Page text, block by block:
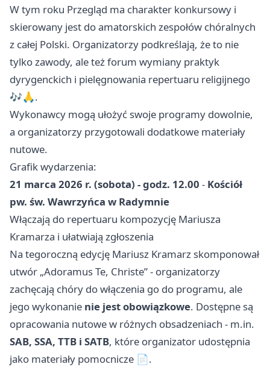
W tym roku Przegląd ma charakter konkursowy i
skierowany jest do amatorskich zespołów chóralnych
z całej Polski. Organizatorzy podkreślają, że to nie
tylko zawody, ale też forum wymiany praktyk
dyrygenckich i pielęgnowania repertuaru religijnego
🎶🙏.
Wykonawcy mogą ułożyć swoje programy dowolnie,
a organizatorzy przygotowali dodatkowe materiały
nutowe.
Grafik wydarzenia:
21 marca 2026 r. (sobota) - godz. 12.00 - Kościół
pw. św. Wawrzyńca w Radymnie
Włączają do repertuaru kompozycję Mariusza
Kramarza i ułatwiają zgłoszenia
Na tegoroczną edycję Mariusz Kramarz skomponował
utwór „Adoramus Te, Christe” - organizatorzy
zachęcają chóry do włączenia go do programu, ale
jego wykonanie nie jest obowiązkowe. Dostępne są
opracowania nutowe w różnych obsadzeniach - m.in.
SAB, SSA, TTB i SATB, które organizator udostępnia
jako materiały pomocnicze 📄.